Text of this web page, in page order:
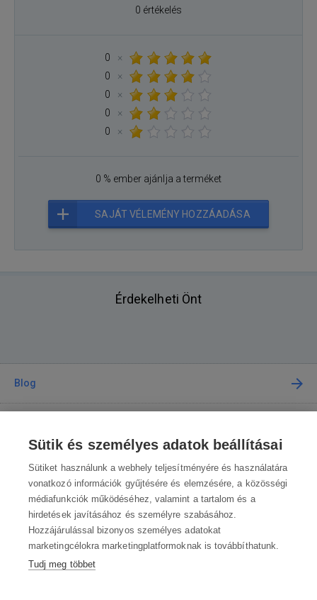
0 értékelés
0
×
0
×
0
×
0
×
0
×
0 % ember ajánlja a terméket
SAJÁT VÉLEMÉNY HOZZÁADÁSA
Érdekelheti Önt
Blog
A vásárlásról
Kapcsolat
Lépjen kapcsolatba velünk
Sütik és személyes adatok beállításai
Sütiket használunk a webhely teljesítményére és használatára
vonatkozó információk gyűjtésére és elemzésére, a közösségi
médiafunkciók működéséhez, valamint a tartalom és a
hirdetések javításához és személyre szabásához.
Hozzájárulással bizonyos személyes adatokat
marketingcélokra marketingplatformoknak is továbbíthatunk.
Tudj meg többet